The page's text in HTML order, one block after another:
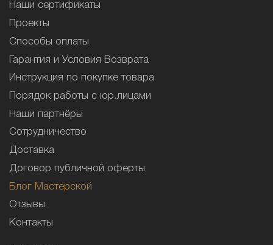
Наши сертификаты
Проекты
Способы оплаты
Гарантия и Условия Возврата
Инструкция по покупке товара
Порядок работы с юр.лицами
Наши партнёры
Сотрудничество
Доставка
Договор публичной оферты
Блог Мастерской
Отзывы
Контакты